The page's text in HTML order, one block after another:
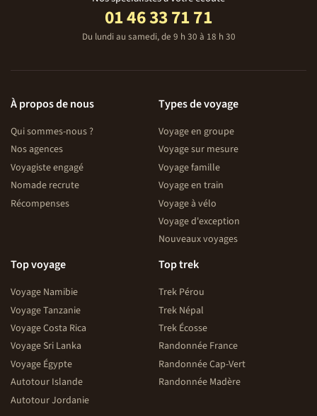
01 46 33 71 71
Du lundi au samedi, de 9 h 30 à 18 h 30
À propos de nous
Qui sommes-nous ?
Nos agences
Voyagiste engagé
Nomade recrute
Récompenses
Types de voyage
Voyage en groupe
Voyage sur mesure
Voyage famille
Voyage en train
Voyage à vélo
Voyage d'exception
Nouveaux voyages
Top voyage
Voyage Namibie
Voyage Tanzanie
Voyage Costa Rica
Voyage Sri Lanka
Voyage Égypte
Autotour Islande
Autotour Jordanie
Top trek
Trek Pérou
Trek Népal
Trek Écosse
Randonnée France
Randonnée Cap-Vert
Randonnée Madère